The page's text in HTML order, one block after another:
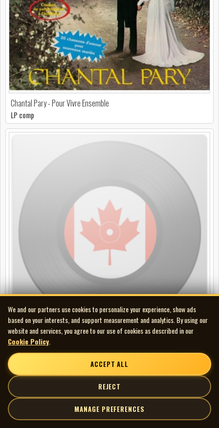
Chantal Pary - Pour Vivre Ensemble
LP comp
Chantal Pary - Profil
LP
We and our partners use cookies to personalize your experience, show ads
based on your interests, and support measurement and analytics. By using our
website and services, you agree to our use of cookies as described in our
Cookie Policy
ACCEPT ALL
REJECT
MANAGE PREFERENCES